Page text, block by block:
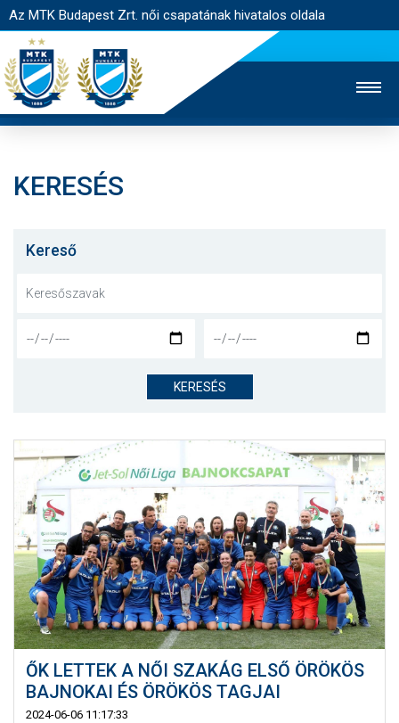
Az MTK Budapest Zrt. női csapatának hivatalos oldala
JEGYÉRTÉKESÍTÉS
NYITÓLAP
CSAPAT
JELENTKEZÉS
GALÉRIA
SZURKOLÓI ÉLMÉNYEK
SAJTÓ
KERESÉS
Kereső
KERESÉS
ŐK LETTEK A NŐI SZAKÁG ELSŐ ÖRÖKÖS
BAJNOKAI ÉS ÖRÖKÖS TAGJAI
2024-06-06 11:17:33